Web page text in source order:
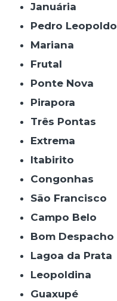
Januária
Pedro Leopoldo
Mariana
Frutal
Ponte Nova
Pirapora
Três Pontas
Extrema
Itabirito
Congonhas
São Francisco
Campo Belo
Bom Despacho
Lagoa da Prata
Leopoldina
Guaxupé